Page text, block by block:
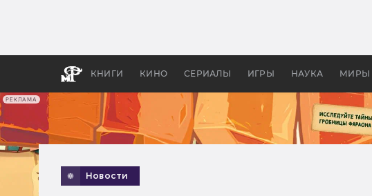
РЕКЛАМА
КНИГИ КИНО СЕРИАЛЫ ИГРЫ НАУКА МИРЫ
апокалипсис, в
Новости